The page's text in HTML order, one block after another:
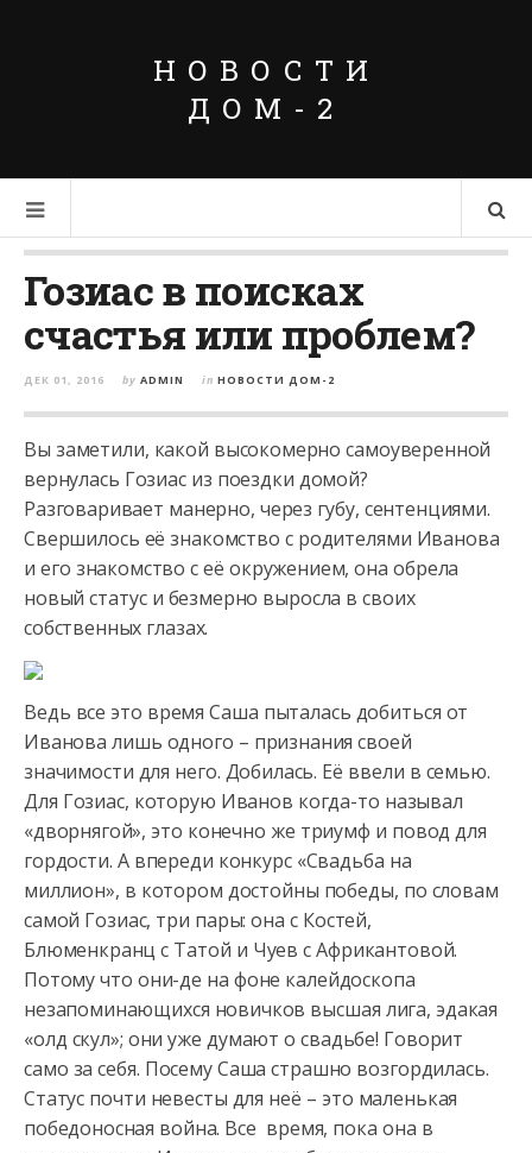
НОВОСТИ
ДОМ-2
Гозиас в поисках
счастья или проблем?
ДЕК 01, 2016 by ADMIN in НОВОСТИ ДОМ-2
Вы заметили, какой высокомерно самоуверенной
вернулась Гозиас из поездки домой?
Разговаривает манерно, через губу, сентенциями.
Свершилось её знакомство с родителями Иванова
и его знакомство с её окружением, она обрела
новый статус и безмерно выросла в своих
собственных глазах.
Ведь все это время Саша пыталась добиться от
Иванова лишь одного – признания своей
значимости для него. Добилась. Её ввели в семью.
Для Гозиас, которую Иванов когда-то называл
«дворнягой», это конечно же триумф и повод для
гордости. А впереди конкурс «Свадьба на
миллион», в котором достойны победы, по словам
самой Гозиас, три пары: она с Костей,
Блюменкранц с Татой и Чуев с Африкантовой.
Потому что они-де на фоне калейдоскопа
незапоминающихся новичков высшая лига, эдакая
«олд скул»; они уже думают о свадьбе! Говорит
само за себя. Посему Саша страшно возгордилась.
Статус почти невесты для неё – это маленькая
победоносная война. Все время, пока она в